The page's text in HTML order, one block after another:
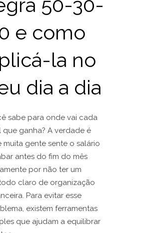
50-30-
e como
la no
dia a dia
sabe para onde vai cada
que ganha? A verdade é
muita gente sente o salário
antes do fim do mês
por não ter um
claro de organização
Para evitar esse
existem ferramentas
que ajudam a equilibrar